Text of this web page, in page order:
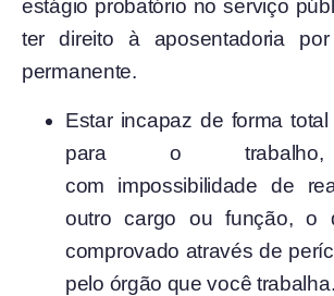
estágio probatório no serviço
ter direito à aposentadoria por
permanente.
Estar incapaz de forma
para o trabalho,
com impossibilidade de
outro cargo ou função, o
comprovado através de
pelo órgão que você trabalha.